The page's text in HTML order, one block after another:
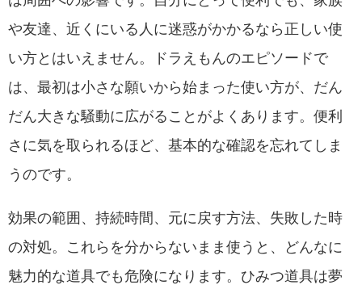
や友達、近くにいる人に迷惑がかかるなら正しい使
い方とはいえません。ドラえもんのエピソードで
は、最初は小さな願いから始まった使い方が、だん
だん大きな騒動に広がることがよくあります。便利
さに気を取られるほど、基本的な確認を忘れてしま
うのです。
効果の範囲、持続時間、元に戻す方法、失敗した時
の対処。これらを分からないまま使うと、どんなに
魅力的な道具でも危険になります。ひみつ道具は夢